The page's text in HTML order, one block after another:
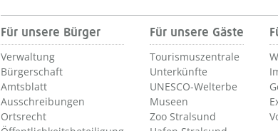
Für unsere Bürger
Verwaltung
Bürgerschaft
Amtsblatt
Ausschreibungen
Ortsrecht
Für unsere Gäste
Tourismuszentrale
Unterkünfte
UNESCO-Welterbe
Museen
Zoo Stralsund